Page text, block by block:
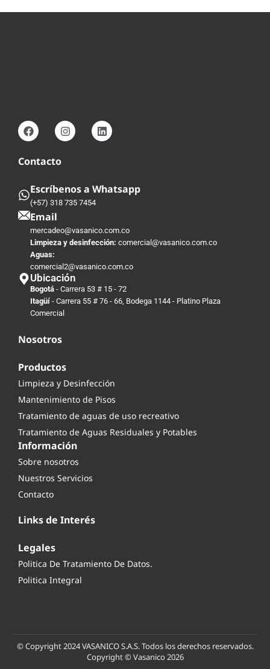
Contacto
Escríbenos a Whatsapp
(+57) 318 735 7454
Email
mercadeo@vasanico.com.co
Limpieza y desinfección: comercial@vasanico.com.co
Aguas:
comercial2@vasanico.com.co
Ubicación
Bogotá - Carrera 53 # 15 - 72
Itagüí - Carrera 55 # 76 - 66, Bodega 1144 - Platino Plaza
Comercial
Nosotros
Productos
Limpieza y Desinfección
Mantenimiento de Pisos
Tratamiento de aguas de uso recreativo
Tratamiento de Aguas Residuales y Potables
Información
Sobre nosotros
Nuestros Servicios
Contacto
Links de Interés
Legales
Politica De Tratamiento De Datos.
Politica Integral
© Copyright 2024 VASANICO S.A.S. Todos los derechos reservados.
Copyright © Vasanico 2026